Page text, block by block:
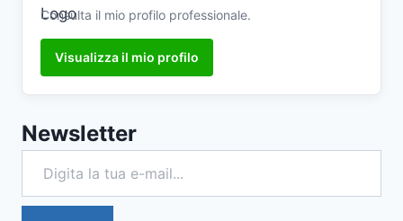
Consulta il mio profilo professionale.
Visualizza il mio profilo
Newsletter
Digita la tua e-mail...